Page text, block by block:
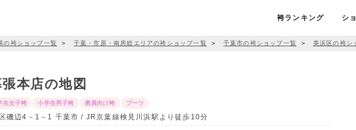
袴ランキング シ
の袴ショップ一覧 ＞ 千葉・市原・南房総エリアの袴ショップ一覧 ＞ 千葉市の袴ショップ一覧 ＞ 美浜区の袴シ
本店の地図
生女子袴 小学生男子袴 教員向け袴 ブーツ
磯辺4－1－1 千葉市 / JR京葉線検見川浜駅より徒歩10分